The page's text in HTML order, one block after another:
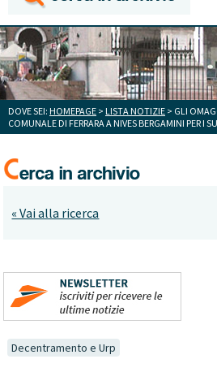
DOVE SEI: HOMEPAGE > LISTA NOTIZIE > GLI
COMUNALE DI FERRARA A NIVES BERGAMINI PER I
« Vai alla ricerca
Decentramento e Urp